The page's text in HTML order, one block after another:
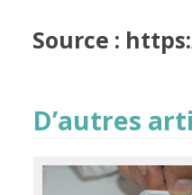
Source :
D’autres